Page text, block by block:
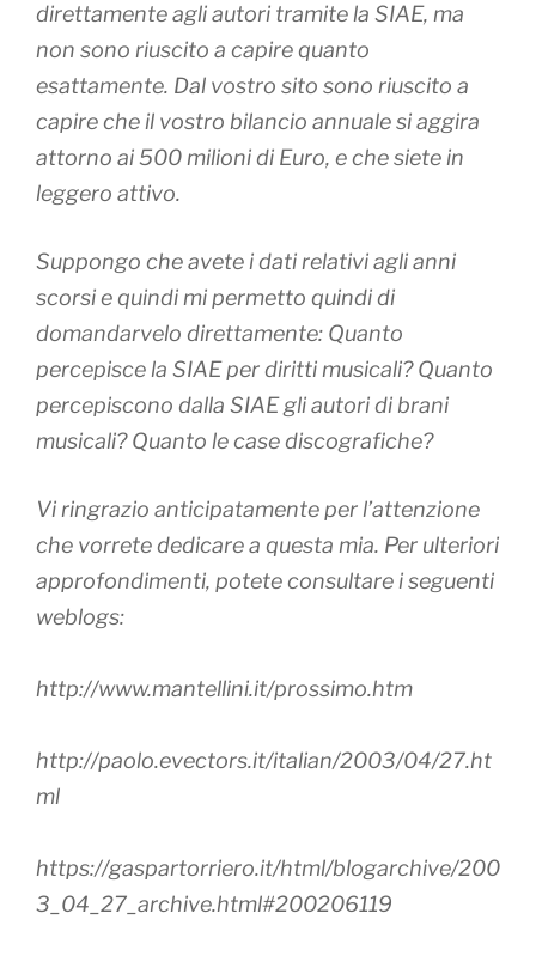
direttamente agli autori tramite la SIAE, ma
non sono riuscito a capire quanto
esattamente. Dal vostro sito sono riuscito a
capire che il vostro bilancio annuale si aggira
attorno ai 500 milioni di Euro, e che siete in
leggero attivo.
Suppongo che avete i dati relativi agli anni
scorsi e quindi mi permetto quindi di
domandarvelo direttamente: Quanto
percepisce la SIAE per diritti musicali? Quanto
percepiscono dalla SIAE gli autori di brani
musicali? Quanto le case discografiche?
Vi ringrazio anticipatamente per l’attenzione
che vorrete dedicare a questa mia. Per ulteriori
approfondimenti, potete consultare i seguenti
weblogs:
http://www.mantellini.it/prossimo.htm
http://paolo.evectors.it/italian/2003/04/27.ht
ml
https://gaspartorriero.it/html/blogarchive/200
3_04_27_archive.html#200206119